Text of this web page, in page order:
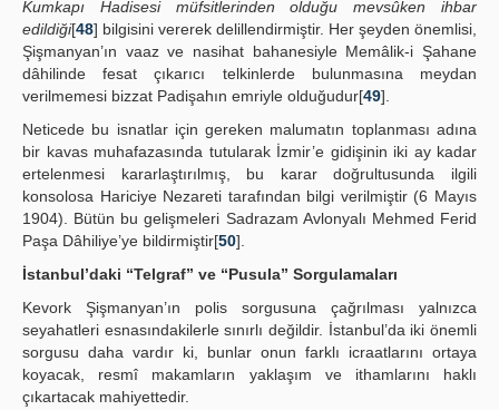
Kumkapı Hadisesi müfsitlerinden olduğu mevsûken ihbar
edildiği[48] bilgisini vererek delillendirmiştir. Her şeyden önemlisi,
Şişmanyan’ın vaaz ve nasihat bahanesiyle Memâlik-i Şahane
dâhilinde fesat çıkarıcı telkinlerde bulunmasına meydan
verilmemesi bizzat Padişahın emriyle olduğudur[49].
Neticede bu isnatlar için gereken malumatın toplanması adına
bir kavas muhafazasında tutularak İzmir’e gidişinin iki ay kadar
ertelenmesi kararlaştırılmış, bu karar doğrultusunda ilgili
konsolosa Hariciye Nezareti tarafından bilgi verilmiştir (6 Mayıs
1904). Bütün bu gelişmeleri Sadrazam Avlonyalı Mehmed Ferid
Paşa Dâhiliye’ye bildirmiştir[50].
İstanbul’daki “Telgraf” ve “Pusula” Sorgulamaları
Kevork Şişmanyan’ın polis sorgusuna çağrılması yalnızca
seyahatleri esnasındakilerle sınırlı değildir. İstanbul’da iki önemli
sorgusu daha vardır ki, bunlar onun farklı icraatlarını ortaya
koyacak, resmî makamların yaklaşım ve ithamlarını haklı
çıkartacak mahiyettedir.